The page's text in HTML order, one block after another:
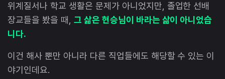
위계질서나 학교 생활은 문제가 아니었지만, 졸업한 선배
장교들을 봤을 때, 그 삶은 현승님이 바라는 삶이 아니었습
니다.
이건 해사 뿐만 아니라 다른 직업들에도 해당할 수 있는 이
야기인데요.